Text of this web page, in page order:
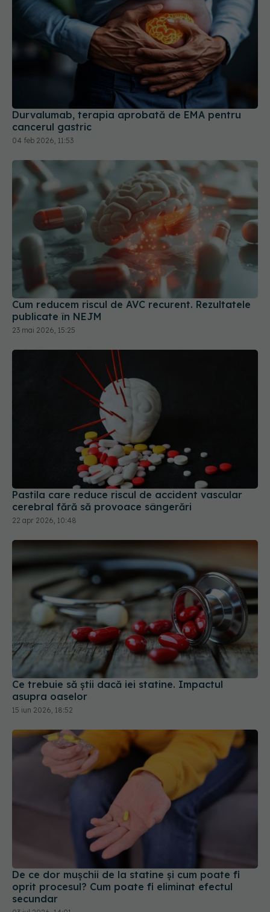
Durvalumab, terapia aprobată de EMA pentru
cancerul gastric
Cum reducem riscul de AVC recurent. Rezultatele
publicate în NEJM
23 mai 2026, 15:25
Pastila care reduce riscul de accident vascular
cerebral fără să provoace sângerări
Ce trebuie să știi dacă iei statine. Impactul
asupra oaselor
15 iun 2026, 18:52
De ce dor mușchii de la statine și cum poate fi
oprit procesul? Cum poate fi eliminat efectul